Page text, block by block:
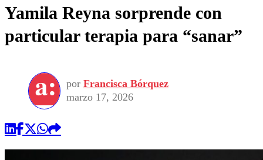
Yamila Reyna sorprende con
particular terapia para “sanar”
por Francisca Bórquez
marzo 17, 2026